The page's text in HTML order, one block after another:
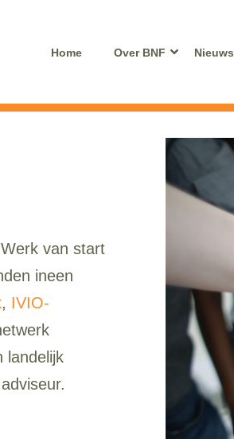
Home Over BNF
van start
ineen
, IVIO-
landelijk